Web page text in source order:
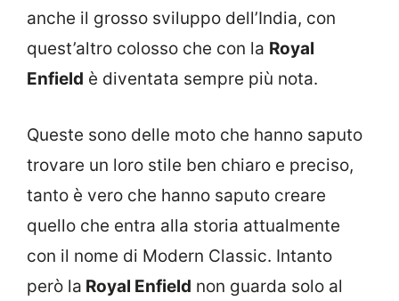
anche il grosso sviluppo dell’India, con
quest’altro colosso che con la Royal
Enfield è diventata sempre più nota.
Queste sono delle moto che hanno saputo
trovare un loro stile ben chiaro e preciso,
tanto è vero che hanno saputo creare
quello che entra alla storia attualmente
con il nome di Modern Classic. Intanto
però la Royal Enfield non guarda solo al